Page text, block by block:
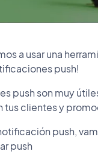
a usar una
push!
push son muy
tus clientes y
push,
push